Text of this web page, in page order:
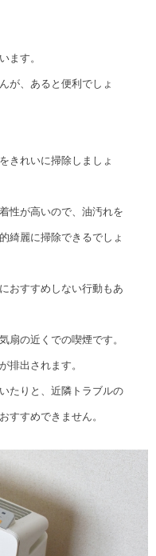
ます。
が、あると便利でしょ
きれいに掃除しましょ
性が高いので、油汚れを
綺麗に掃除できるでしょ
おすすめしない行動もあ
扇の近くでの喫煙です。
排出されます。
たりと、近隣トラブルの
すすめできません。